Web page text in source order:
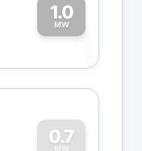
1.0
MW1
0.7
MW